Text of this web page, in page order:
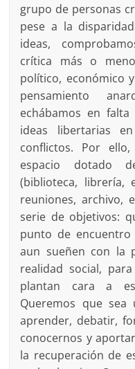
grupo de personas
pese a la
ideas,
crítica más o
político, económico
pensamiento
echábamos en
ideas libertarias
conflictos. Por
espacio dotado
(biblioteca, librería,
reuniones, archivo,
serie de objetivos:
punto de
aun sueñen con la
realidad social,
plantan cara a
Queremos que sea
aprender, debatir,
conocernos y
la recuperación de